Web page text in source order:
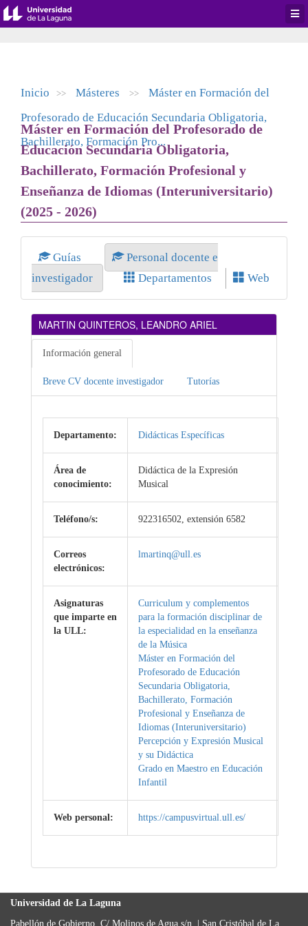
Inicio >> Másteres >>
Máster en Formación del
Profesorado de Educación Secundaria Obligatoria,
Bachillerato, Formación Pro...
Máster en Formación del Profesorado de
Educación Secundaria Obligatoria,
Bachillerato, Formación Profesional y
Enseñanza de Idiomas (Interuniversitario)
(2025 - 2026)
Guías
Personal docente e
investigador
Departamentos Web
MARTIN QUINTEROS, LEANDRO ARIEL
Información general
Breve CV docente investigador Tutorías
Departamento: Didácticas Específicas
Área de
conocimiento:
Didáctica de la Expresión
Musical
Teléfono/s: 922316502, extensión 6582
Correos
electrónicos:
lmartinq@ull.es
Asignaturas
que imparte en
la ULL:
Curriculum y complementos
para la formación disciplinar de
la especialidad en la enseñanza
de la Música
Máster en Formación del
Profesorado de Educación
Secundaria Obligatoria,
Bachillerato, Formación
Profesional y Enseñanza de
Idiomas (Interuniversitario)
Percepción y Expresión Musical
y su Didáctica
Grado en Maestro en Educación
Infantil
Web personal: https://campusvirtual.ull.es/
Universidad de La Laguna
Pabellón de Gobierno, C/ Molinos de Agua s/n. | San Cristóbal de La